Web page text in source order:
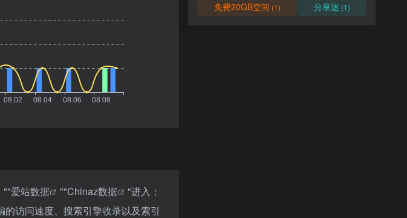
""爱站数据 ""Chinaz数据
"进入；
访问速度、搜索引擎收录以及索引
免费20GB空间 (1) 分享迷 (1)